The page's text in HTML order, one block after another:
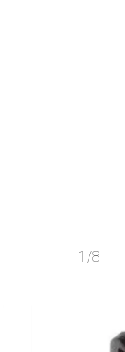
1/8